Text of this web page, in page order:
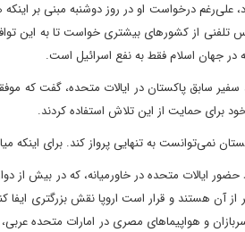
علی‌رغم درخواست او در روز دوشنبه مبنی بر
تلفنی از کشورهای بیشتری خواست تا به این
در جهان اسلام فقط به نفع اسرائیل است.
سابق پاکستان در ایالات متحده، گفت که
برای حمایت از این تلاش استفاده کردند.
نمی‌توانست به تنهایی پرواز کند. برای اینکه
حضور ایالات متحده در خاورمیانه، که در بیش از
از آن هستند و قرار است اروپا نقش بزرگتری
و هواپیماهای مصری در امارات متحده